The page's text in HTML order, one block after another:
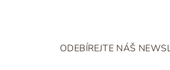
ODEBÍREJTE NÁŠ